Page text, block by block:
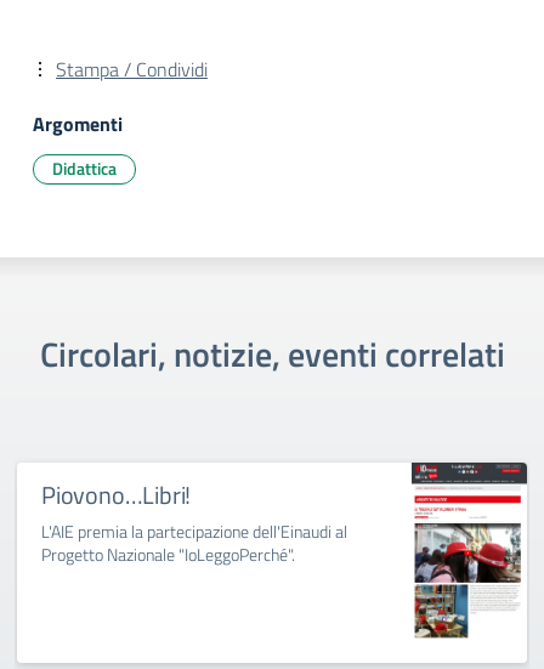
Stampa / Condividi
Argomenti
Didattica
Circolari, notizie, eventi correlati
Piovono…Libri!
L'AIE premia la partecipazione dell'Einaudi al
Progetto Nazionale "IoLeggoPerché".